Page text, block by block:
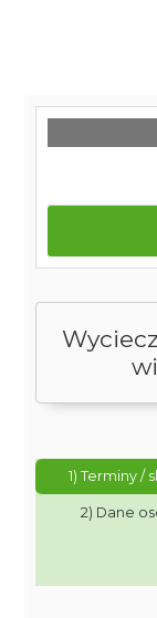
1) Terminy /
2) Dane